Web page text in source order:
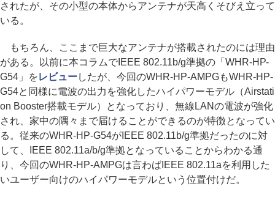
されたが、その小型の本体からアンテナが天高くそびえ立って
いる。
もちろん、ここまで巨大なアンテナが搭載されたのには理由
がある。以前に本コラムでIEEE 802.11b/g準拠の「WHR-HP-
G54」をレビューしたが、今回のWHR-HP-AMPGもWHR-HP-
G54と同様に電波の出力を強化したハイパワーモデル（Airstati
on Booster搭載モデル）となっており、無線LANの電波が強化
され、家中の隅々まで届けることができるのが特徴となってい
る。従来のWHR-HP-G54がIEEE 802.11b/g準拠だったのに対
して、IEEE 802.11a/b/g準拠となっていることからわかる通
り、今回のWHR-HP-AMPGは言わばIEEE 802.11aを利用した
いユーザー向けのハイパワーモデルという位置付けだ。